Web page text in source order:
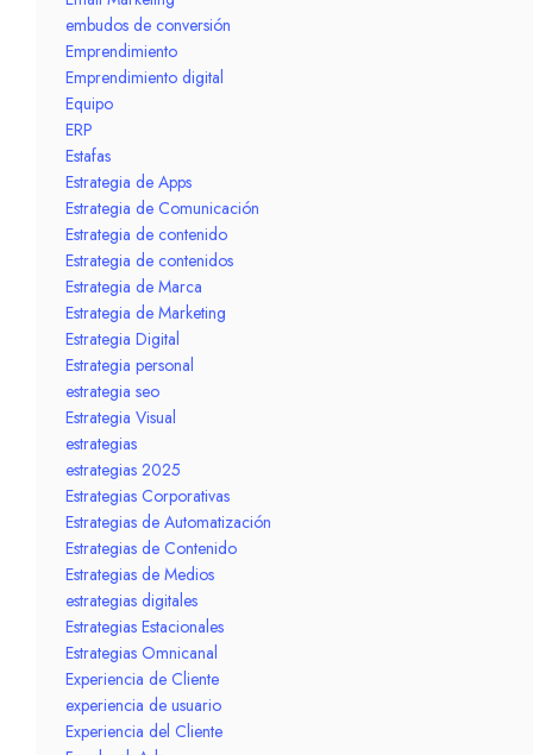
embudos de conversión
Emprendimiento
Emprendimiento digital
Equipo
ERP
Estafas
Estrategia de Apps
Estrategia de Comunicación
Estrategia de contenido
Estrategia de contenidos
Estrategia de Marca
Estrategia de Marketing
Estrategia Digital
Estrategia personal
estrategia seo
Estrategia Visual
estrategias
estrategias 2025
Estrategias Corporativas
Estrategias de Automatización
Estrategias de Contenido
Estrategias de Medios
estrategias digitales
Estrategias Estacionales
Estrategias Omnicanal
Experiencia de Cliente
experiencia de usuario
Experiencia del Cliente